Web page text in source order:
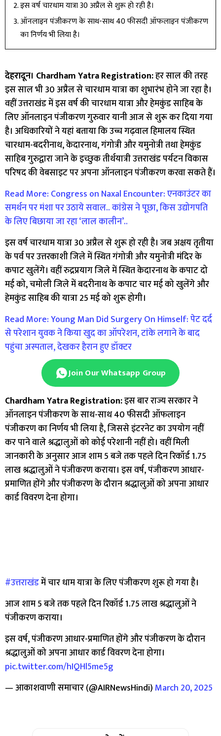
इस वर्ष चारधाम यात्रा 30 अप्रैल से शुरू हो रही है।
ऑनलाइन पंजीकरण के साथ-साथ 40 फीसदी ऑफलाइन पंजीकरण
का निर्णय भी लिया है।
देहरादून। Chardham Yatra Registration:हर साल की तरह
इस साल भी 30 अप्रैल से चारधाम यात्रा का शुभारंभ होने जा रहा है।
वहीं उत्तराखंड में इस वर्ष की चारधाम यात्रा और हेमकुंड साहिब के
लिए ऑनलाइन पंजीकरण गुरुवार यानी आज से शुरू कर दिया गया
है। अधिकारियों ने यहां बताया कि उच्च गढ़वाल हिमालय स्थित
चारधाम-बदरीनाथ, केदारनाथ, गंगोत्री और यमुनोत्री तथा हेमकुंड
साहिब गुरुद्वारा जाने के इच्छुक तीर्थयात्री उत्तराखंड पर्यटन विकास
परिषद की वेबसाइट पर अपना ऑनलाइन पंजीकरण करवा सकते हैं।
Read More: Congress on Naxal Encounter: एनकाउंटर का
समर्थन पर मंशा पर उठाये सवाल.. कांग्रेस ने पूछा, किस उद्योगपति
के लिए बिछाया जा रहा ‘लाल कालीन’..
इस वर्ष चारधाम यात्रा 30 अप्रैल से शुरू हो रही है। जब अक्षय तृतीया
के पर्व पर उत्तरकाशी जिले में स्थित गंगोत्री और यमुनोत्री मंदिर के
कपाट खुलेंगे। वहीं रुद्रप्रयाग जिले में स्थित केदारनाथ के कपाट दो
मई को, चमोली जिले में बदरीनाथ के कपाट चार मई को खुलेंगे और
हेमकुंड साहिब की यात्रा 25 मई को शुरू होगी।
Read More: Young Man Did Surgery On Himself: पेट दर्द
से परेशान युवक ने किया खुद का ऑपरेशन, टांके लगाने के बाद
पहुंचा अस्पताल, देखकर हैरान हुए डॉक्टर
Join Our Whatsapp Group
Chardham Yatra Registration:इस बार राज्य सरकार ने
ऑनलाइन पंजीकरण के साथ-साथ 40 फीसदी ऑफलाइन
पंजीकरण का निर्णय भी लिया है, जिससे इंटरनेट का उपयोग नहीं
कर पाने वाले श्रद्धालुओं को कोई परेशानी नहीं हो। वहीं मिली
जानकारी के अनुसार आज शाम 5 बजे तक पहले दिन रिकॉर्ड 1.75
लाख श्रद्धालुओं ने पंजीकरण कराया। इस वर्ष, पंजीकरण आधार-
प्रमाणित होंगे और पंजीकरण के दौरान श्रद्धालुओं को अपना आधार
कार्ड विवरण देना होगा।
#उत्तराखंडमें चार धाम यात्रा के लिए पंजीकरण शुरू हो गया है।
आज शाम 5 बजे तक पहले दिन रिकॉर्ड 1.75 लाख श्रद्धालुओं ने
पंजीकरण कराया।
इस वर्ष, पंजीकरण आधार-प्रमाणित होंगे और पंजीकरण के दौरान
श्रद्धालुओं को अपना आधार कार्ड विवरण देना होगा।
pic.twitter.com/hIQHl5me5g
— आकाशवाणी समाचार (@AIRNewsHindi) March 20, 2025